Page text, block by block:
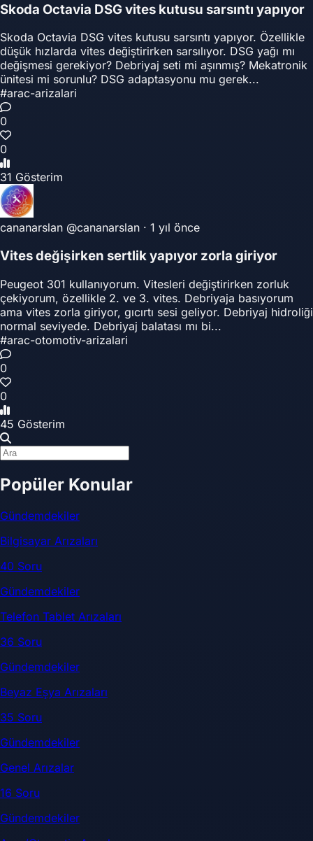
Skoda Octavia DSG vites kutusu sarsıntı yapıyor
Skoda Octavia DSG vites kutusu sarsıntı yapıyor. Özellikle
düşük hızlarda vites değiştirirken sarsılıyor. DSG yağı mı
değişmesi gerekiyor? Debriyaj seti mi aşınmış? Mekatronik
ünitesi mi sorunlu? DSG adaptasyonu mu gerek...
#arac-arizalari
0
0
31 Gösterim
cananarslan @cananarslan · 1 yıl önce
Vites değişirken sertlik yapıyor zorla giriyor
Peugeot 301 kullanıyorum. Vitesleri değiştirirken zorluk
çekiyorum, özellikle 2. ve 3. vites. Debriyaja basıyorum
ama vites zorla giriyor, gıcırtı sesi geliyor. Debriyaj hidroliği
normal seviyede. Debriyaj balatası mı bi...
#arac-otomotiv-arizalari
0
0
45 Gösterim
Popüler Konular
Gündemdekiler
Bilgisayar Arızaları
40 Soru
Gündemdekiler
Telefon Tablet Arızaları
36 Soru
Gündemdekiler
Beyaz Eşya Arızaları
35 Soru
Gündemdekiler
Genel Arızalar
16 Soru
Gündemdekiler